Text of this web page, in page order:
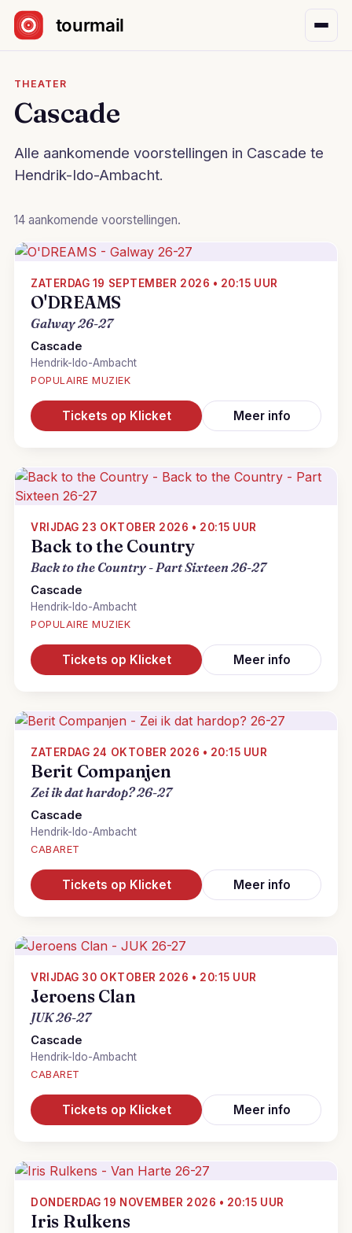
Sla navigatie over
THEATER
Cascade
Alle aankomende voorstellingen in Cascade te
Hendrik-Ido-Ambacht.
14 aankomende voorstellingen.
ZATERDAG 19 SEPTEMBER 2026 • 20:15 UUR
O'DREAMS
Galway 26-27
Cascade
Hendrik-Ido-Ambacht
POPULAIRE MUZIEK
Tickets op Klicket Meer info
VRIJDAG 23 OKTOBER 2026 • 20:15 UUR
Back to the Country
Back to the Country - Part Sixteen 26-27
Cascade
Hendrik-Ido-Ambacht
POPULAIRE MUZIEK
Tickets op Klicket Meer info
ZATERDAG 24 OKTOBER 2026 • 20:15 UUR
Berit Companjen
Zei ik dat hardop? 26-27
Cascade
Hendrik-Ido-Ambacht
CABARET
Tickets op Klicket Meer info
VRIJDAG 30 OKTOBER 2026 • 20:15 UUR
Jeroens Clan
JUK 26-27
Cascade
Hendrik-Ido-Ambacht
CABARET
Tickets op Klicket Meer info
DONDERDAG 19 NOVEMBER 2026 • 20:15 UUR
Iris Rulkens